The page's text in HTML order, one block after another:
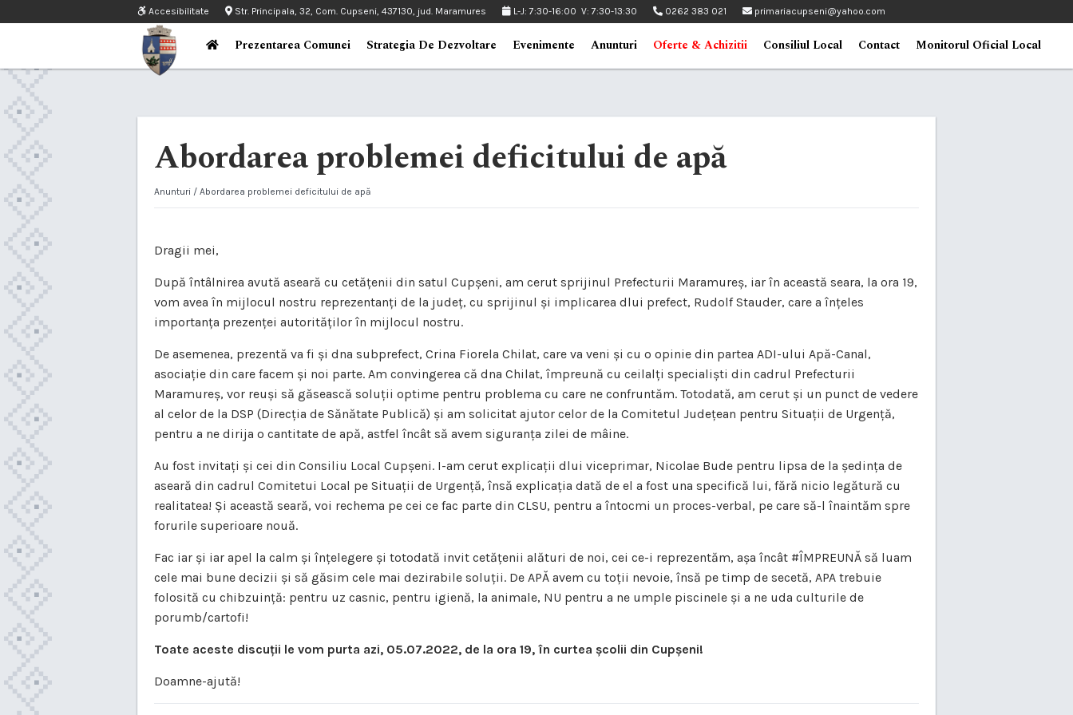
Accesibilitate Str. Principala, 32, Com. Cupseni, 437130, jud. Maramures L-J: 7:30-16:00 V: 7:30-13:30 0262 383 021 primariacupseni@yahoo.com
Prezentarea Comunei Strategia De Dezvoltare Evenimente Anunturi Oferte & Achizitii Consiliul Local Contact Monitorul Oficial Local
Abordarea problemei deficitului de apă
Anunturi / Abordarea problemei deficitului de apă
Dragii mei,
După întâlnirea avută aseară cu cetățenii din satul Cupșeni, am cerut sprijinul Prefecturii Maramureș, iar în această seara, la ora 19,
vom avea în mijlocul nostru reprezentanți de la județ, cu sprijinul și implicarea dlui prefect, Rudolf Stauder, care a înțeles
importanța prezenței autorităților în mijlocul nostru.
De asemenea, prezentă va fi și dna subprefect, Crina Fiorela Chilat, care va veni și cu o opinie din partea ADI-ului Apă-Canal,
asociație din care facem și noi parte. Am convingerea că dna Chilat, împreună cu ceilalți specialiști din cadrul Prefecturii
Maramureș, vor reuși să găsească soluții optime pentru problema cu care ne confruntăm. Totodată, am cerut și un punct de vedere
al celor de la DSP (Direcția de Sănătate Publică) și am solicitat ajutor celor de la Comitetul Județean pentru Situații de Urgență,
pentru a ne dirija o cantitate de apă, astfel încât să avem siguranța zilei de mâine.
Au fost invitați și cei din Consiliu Local Cupșeni. I-am cerut explicații dlui viceprimar, Nicolae Bude pentru lipsa de la ședința de
aseară din cadrul Comitetui Local pe Situații de Urgență, însă explicația dată de el a fost una specifică lui, fără nicio legătură cu
realitatea! Și această seară, voi rechema pe cei ce fac parte din CLSU, pentru a întocmi un proces-verbal, pe care să-l înaintăm spre
forurile superioare nouă.
Fac iar și iar apel la calm și înțelegere și totodată invit cetățenii alături de noi, cei ce-i reprezentăm, așa încât #ÎMPREUNĂ să luam
cele mai bune decizii și să găsim cele mai dezirabile soluții. De APĂ avem cu toții nevoie, însă pe timp de secetă, APA trebuie
folosită cu chibzuință: pentru uz casnic, pentru igienă, la animale, NU pentru a ne umple piscinele și a ne uda culturile de
porumb/cartofi!
Toate aceste discuții le vom purta azi, 05.07.2022, de la ora 19, în curtea școlii din Cupșeni!
Doamne-ajută!